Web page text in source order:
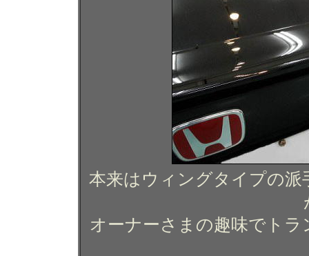
本来はウィングタイプの
オーナーさまの趣味でト